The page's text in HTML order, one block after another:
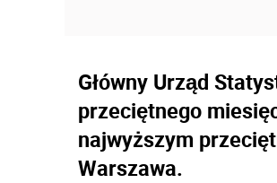
Główny Urząd
przeciętnego
najwyższym
Warszawa.